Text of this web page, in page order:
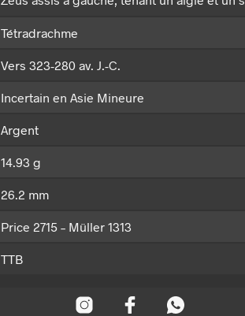
Tétradrachme
Vers 323-280 av. J.-C.
Incertain en Asie Mineure
Argent
14.93 g
26.2 mm
Price 2715 – Müller 1313
TTB